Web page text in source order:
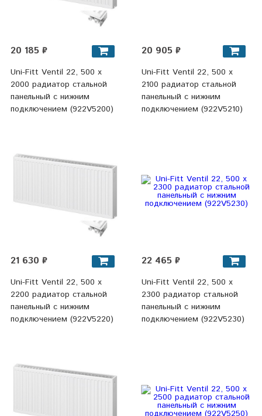
20 185 ₽
Uni-Fitt Ventil 22, 500 х
2000 радиатор стальной
панельный с нижним
подключением (922V5200)
20 905 ₽
Uni-Fitt Ventil 22, 500 х
2100 радиатор стальной
панельный с нижним
подключением (922V5210)
21 630 ₽
Uni-Fitt Ventil 22, 500 х
2200 радиатор стальной
панельный с нижним
подключением (922V5220)
22 465 ₽
Uni-Fitt Ventil 22, 500 х
2300 радиатор стальной
панельный с нижним
подключением (922V5230)